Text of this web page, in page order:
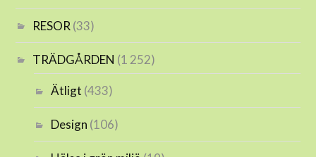
RESOR (33)
TRÄDGÅRDEN (1 252)
Ätligt (433)
Design (106)